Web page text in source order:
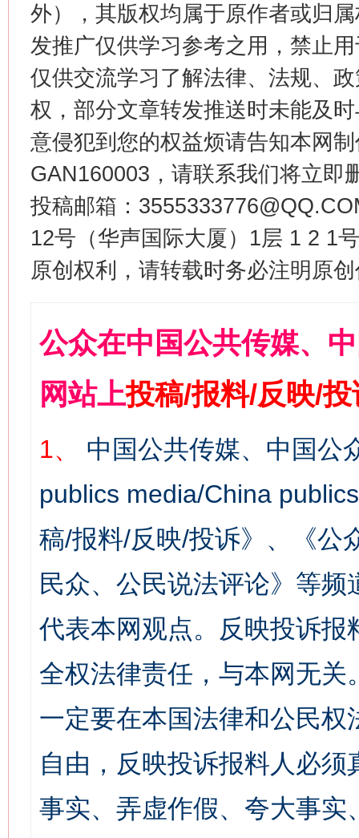
外），其版权均属于原作者或归
发推广仅供学习参考之用，禁止
仅供交流学习了解法律、法规、
权，部分文章转发推送时未能及
意侵犯到您的权益烦请告知本网
GAN160003，请联系我们将立即
投稿邮箱：
12号（华声国际大厦）1层 1 2 1
原创权利，请转载时务必注明原
公众在中国公共传媒、
网站上投稿/报料/反映/
1、
中国公共传媒、中国公
publics media/China
稿/报料/反映/投诉》、《公
民众、公民说法评论》等
代表本网观点。反映投诉
全权法律责任，与本网无
一定要在本国法律和公民
自由，反映投诉报料人必
事实、弄虚作假、夸大事